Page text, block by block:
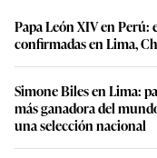
Papa León XIV en Perú:
confirmadas en Lima,
Simone Biles en Lima:
más ganadora del
una selección nacional